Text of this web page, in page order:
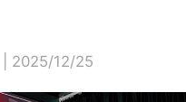
| 2025/12/25